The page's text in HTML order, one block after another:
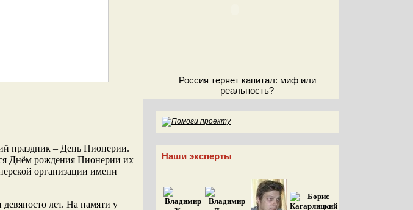
праздник – День Пионерии.
Днём рождения Пионерии их
организации имени
лет. На памяти у
Россия теряет капитал: миф или
реальность?
Наши эксперты